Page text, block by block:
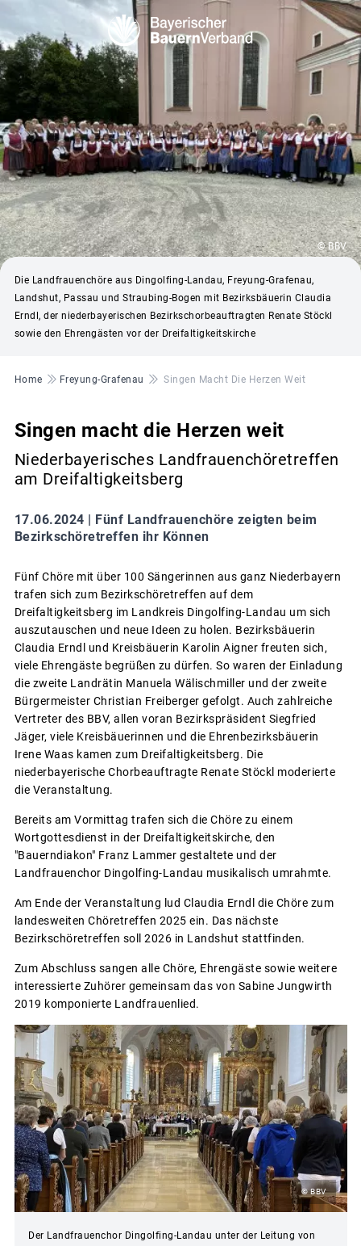
© BBV
Die Landfrauenchöre aus Dingolfing-Landau, Freyung-Grafenau,
Landshut, Passau und Straubing-Bogen mit Bezirksbäuerin Claudia
Erndl, der niederbayerischen Bezirkschorbeauftragten Renate Stöckl
sowie den Ehrengästen vor der Dreifaltigkeitskirche
Pfadnavigation
Home Freyung-Grafenau Singen Macht Die Herzen Weit
Singen macht die Herzen weit
Niederbayerisches Landfrauenchöretreffen
am Dreifaltigkeitsberg
17.06.2024 |
Fünf Landfrauenchöre zeigten beim
Bezirkschöretreffen ihr Können
Fünf Chöre mit über 100 Sängerinnen aus ganz Niederbayern
trafen sich zum Bezirkschöretreffen auf dem
Dreifaltigkeitsberg im Landkreis Dingolfing-Landau um sich
auszutauschen und neue Ideen zu holen. Bezirksbäuerin
Claudia Erndl und Kreisbäuerin Karolin Aigner freuten sich,
viele Ehrengäste begrüßen zu dürfen. So waren der Einladung
die zweite Landrätin Manuela Wälischmiller und der zweite
Bürgermeister Christian Freiberger gefolgt. Auch zahlreiche
Vertreter des BBV, allen voran Bezirkspräsident Siegfried
Jäger, viele Kreisbäuerinnen und die Ehrenbezirksbäuerin
Irene Waas kamen zum Dreifaltigkeitsberg. Die
niederbayerische Chorbeauftragte Renate Stöckl moderierte
die Veranstaltung.
Bereits am Vormittag trafen sich die Chöre zu einem
Wortgottesdienst in der Dreifaltigkeitskirche, den
"Bauerndiakon" Franz Lammer gestaltete und der
Landfrauenchor Dingolfing-Landau musikalisch umrahmte.
Am Ende der Veranstaltung lud Claudia Erndl die Chöre zum
landesweiten Chöretreffen 2025 ein. Das nächste
Bezirkschöretreffen soll 2026 in Landshut stattfinden.
Zum Abschluss sangen alle Chöre, Ehrengäste sowie weitere
interessierte Zuhörer gemeinsam das von Sabine Jungwirth
2019 komponierte Landfrauenlied.
© BBV
Der Landfrauenchor Dingolfing-Landau unter der Leitung von